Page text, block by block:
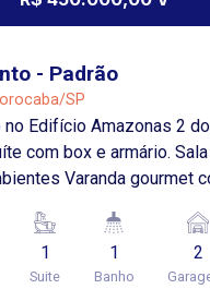
- Padrão
SP
no Edifício Amazonas 2
com box e armário.
Varanda gourmet
moderna e funcional
de serviço integrada
dois veículos. Condomínio
1
Suite
1
Banho
2